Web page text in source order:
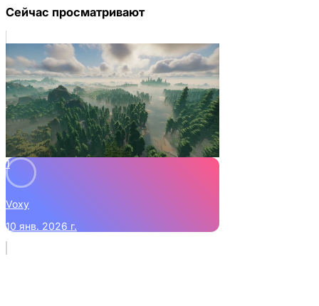
Сейчас просматривают
1
Voxy
10 янв. 2026 г.